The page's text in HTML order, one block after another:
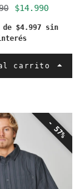
regular
Precio de
$14.990
de $4.997 sin
carrito
- 57%